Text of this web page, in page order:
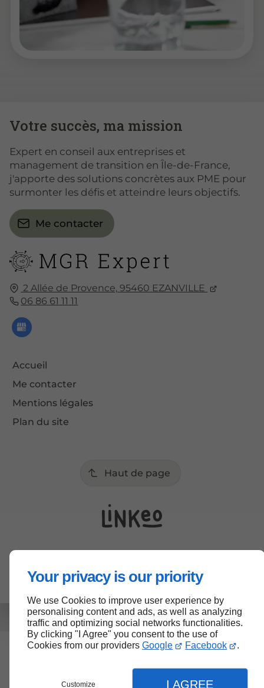
Your privacy is our priority
We use Cookies to improve user experience by
personalising content and ads, as well as analyzing
traffic and optimizing social networks functionalities.
By clicking "I Agree" you consent to the use of
Cookies from our providers Google Facebook .
Customize I AGREE
2 Allée de Provence, 95460 EZANVILLE
06 86 61 11 11
Accueil
Me contacter
Mentions légales
Plan du site
Votre succès, ma mission
Expert en conseil aux entreprises et
management de transition en Île-de-France,
j'apporte des solutions concrètes aux PME pour
surmonter les défis et atteindre leurs objectifs.
Me contacter
Haut de page